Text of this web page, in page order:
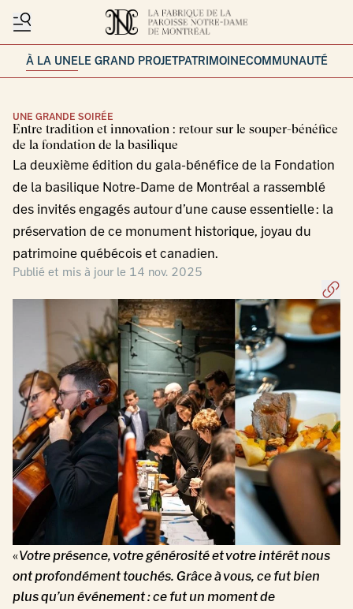
À LA UNE LE GRAND PROJETPATRIMOINECOMMUNAUTÉ
UNE GRANDE SOIRÉE
Entre tradition et innovation : retour sur le souper-bénéfice
de la fondation de la basilique
La deuxième édition du gala-bénéfice de la Fondation
de la basilique Notre-Dame de Montréal a rassemblé
des invités engagés autour d’une cause essentielle : la
préservation de ce monument historique, joyau du
patrimoine québécois et canadien.
Publié et mis à jour le 14 nov. 2025
«Votre présence, votre générosité et votre intérêt nous
ont profondément touchés. Grâce à vous, ce fut bien
plus qu’un événement : ce fut un moment de